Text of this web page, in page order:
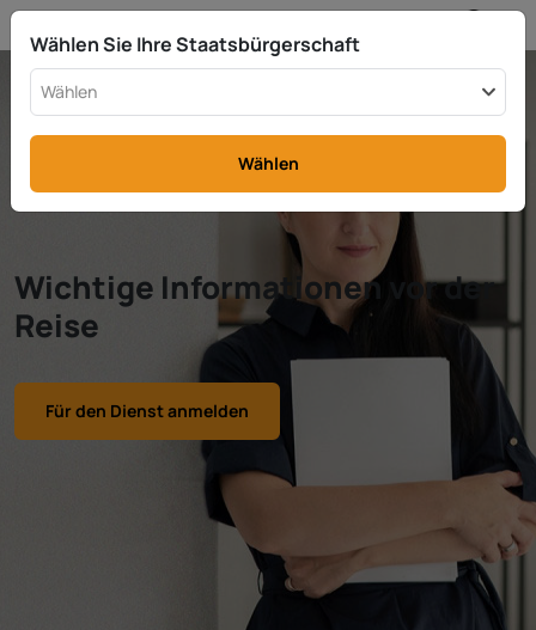
Wichtige Informationen vor der
Reise
Für den Dienst anmelden
Wählen Sie Ihre Staatsbürgerschaft
Wählen
Wählen